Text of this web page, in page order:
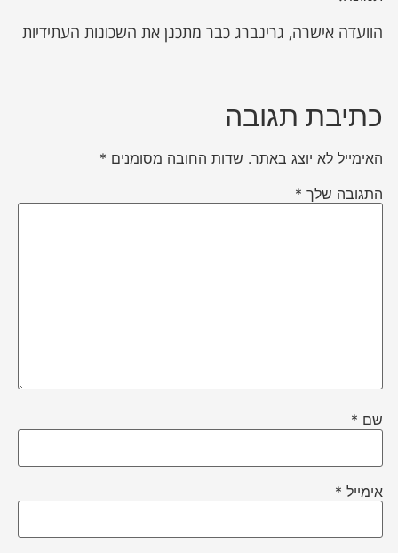
הוועדה אישרה, גרינברג כבר מתכנן את השכונות העתידיות
כתיבת תגובה
האימייל לא יוצג באתר. שדות החובה מסומנים *
התגובה שלך *
שם *
אימייל *